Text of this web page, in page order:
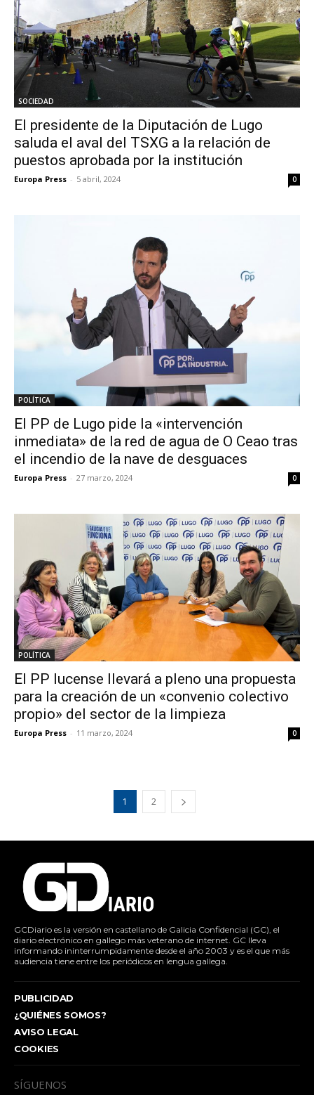
SOCIEDAD
El presidente de la Diputación de Lugo
saluda el aval del TSXG a la relación de
puestos aprobada por la institución
Europa Press - 5 abril, 2024 0
POLÍTICA
El PP de Lugo pide la «intervención
inmediata» de la red de agua de O Ceao tras
el incendio de la nave de desguaces
Europa Press - 27 marzo, 2024 0
POLÍTICA
El PP lucense llevará a pleno una propuesta
para la creación de un «convenio colectivo
propio» del sector de la limpieza
Europa Press - 11 marzo, 2024 0
1 2
GCDiario es la versión en castellano de Galicia Confidencial (GC), el
diario electrónico en gallego más veterano de internet. GC lleva
informando ininterrumpidamente desde el año 2003 y es el que más
audiencia tiene entre los periódicos en lengua gallega.
PUBLICIDAD
¿QUIÉNES SOMOS?
AVISO LEGAL
COOKIES
SÍGUENOS